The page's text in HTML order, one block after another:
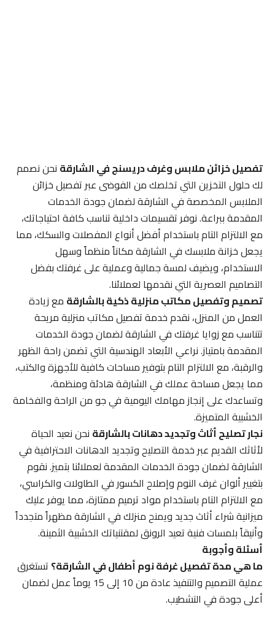
تفصيل خزائن ملابس وغرف دريسنج في الشارقةنحن نصمم
لك حلول التخزين التي تخلصك من الفوضى عبر تفصيل خزائن
الملابس المخصصة في الشارقة لضمان جودة الخدمات
المقدمة ببراعة. نوفر تقسيمات داخلية تناسب كافة احتياجاتك،
مع الالتزام التام باستخدام أفضل أنواع المفصلات والسكك، مما
يجعل خزانة ملابسك في الشارقة مكاناً منظماً وسهل
الاستخدام، ويضيف لمسة جمالية وعملية على غرفتك بفضل
التصاميم العصرية التي نقدمها لعملائنا.
تصميم وتفصيل مكاتب منزلية ذكية بالشارقةمع زيادة
العمل من المنزل، نقدم خدمة تفصيل مكاتب منزلية مريحة
تتناسب مع زوايا غرفتك في الشارقة لضمان جودة الخدمات
المقدمة بامتياز. نراعي الأبعاد الهندسية التي تضمن راحة الظهر
والرقبة، مع الالتزام التام بتوفير مساحات كافية للأجهزة والكتب،
مما يجعل مساحة عملك في الشارقة هادئة ومنظمة،
وتساعدك على إنجاز مهامك اليومية في جو من الراحة والفخامة
الخشبية المتميزة.
نجار تصليح أثاث وتجديد دهانات بالشارقةنحن نعيد الحياة
لأثاثك القديم عبر خدمة التصليح وتجديد الدهانات الاحترافية في
الشارقة لضمان جودة الخدمات المقدمة لعملائنا بتميز. نقوم
بتغيير ألوان غرف النوم وإصلاح الكسور في الطاولات والكراسي،
مع الالتزام التام باستخدام مواد ترميم ممتازة، مما يوفر عليك
ميزانية شراء أثاث جديد ويمنح منزلك في الشارقة مظهراً متجدداً
وأنيقاً بلمسات فنية تعيد الرونق لمقتنياتك الخشبية الثمينة.
أسئلة وأجوبة
ما هي مدة تفصيل غرفة نوم أطفال في الشارقة؟تستغرق
عملية التصميم والتنفيذ عادة من 10 إلى 15 يوماً عمل لضمان
أعلى جودة في التشطيب.